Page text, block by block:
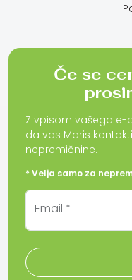
Če se
Z vpisom vašega
da vas Maris
nepremičnine.
* Velja samo za
Email *